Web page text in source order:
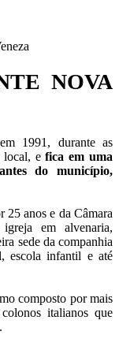
NOVA
1991, durante as
local, efica em uma
do município,
25 anos e da Câmara
em alvenaria,
sede da companhia
escola infantil e até
composto por mais
italianos que